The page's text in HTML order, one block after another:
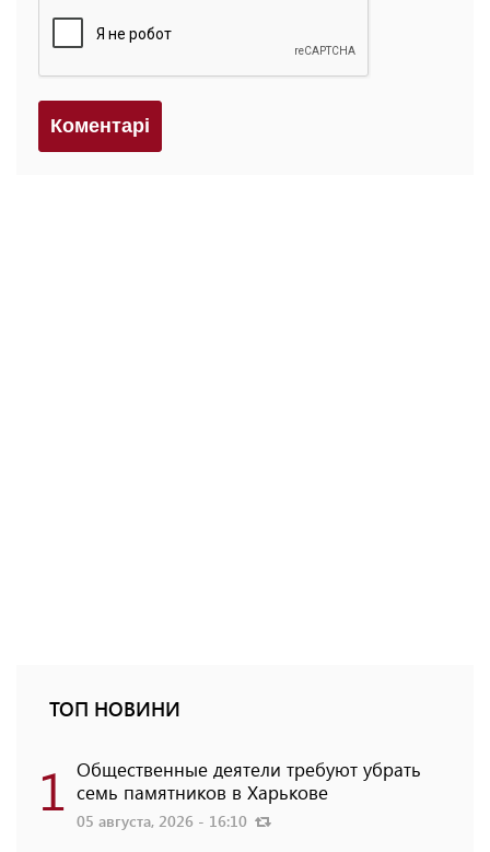
Коментарi
ТОП НОВИНИ
1 Общественные деятели требуют убрать
семь памятников в Харькове
05 августа, 2026 - 16:10